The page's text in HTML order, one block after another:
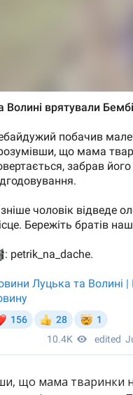
що мама тваринки